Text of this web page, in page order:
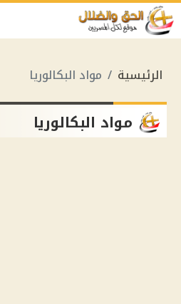
الرئيسية مواد البكالوريا
مواد البكالوريا